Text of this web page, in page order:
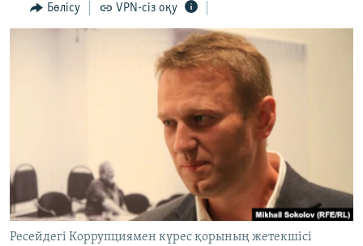
to
ӘЛЕУМЕТ
Басқа тілдерде
Бөлісу VPN-сіз оқу
Ресейдегі Коррупциямен күрес қорының жетекшісі